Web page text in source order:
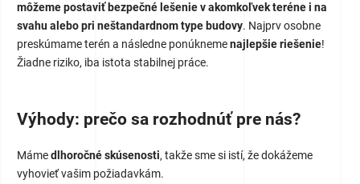
môžeme postaviť bezpečné lešenie v akomkoľvek teréne i na
svahu alebo pri neštandardnom type budovy. Najprv osobne
preskúmame terén a následne ponúknemenajlepšie riešenie!
Žiadne riziko, iba istota stabilnej práce.
Výhody: prečo sa rozhodnúť pre nás?
Mámedlhoročné skúsenosti, takže sme si istí, že dokážeme
vyhovieť vašim požiadavkám.